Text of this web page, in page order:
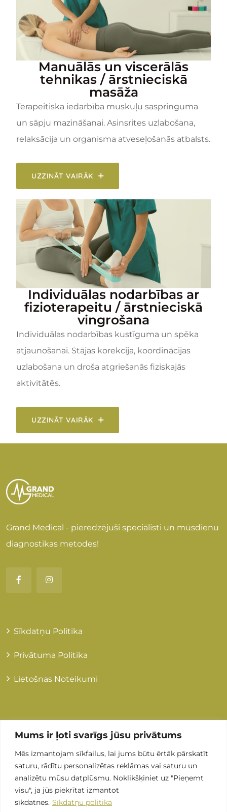
Mums ir ļoti svarīgs jūsu privātums
Mēs izmantojam sīkfailus, lai jums būtu ērtāk pārskatīt
saturu, rādītu personalizētas reklāmas vai saturu un
analizētu mūsu datplūsmu. Noklikšķiniet uz "Pieņemt
visu", ja jūs piekrītat izmantot
sīkdatnes. Sīkdatņu politika
Manuālās un viscerālās
tehnikas / ārstnieciskā
masāža
Terapeitiska iedarbība muskuļu saspringuma
un sāpju mazināšanai. Asinsrites uzlabošana,
relaksācija un organisma atveseļošanās atbalsts.
UZZINĀT VAIRĀK
Individuālas nodarbības ar
fizioterapeitu / ārstnieciskā
vingrošana
Individuālas nodarbības kustīguma un spēka
atjaunošanai. Stājas korekcija, koordinācijas
uzlabošana un droša atgriešanās fiziskajās
aktivitātēs.
UZZINĀT VAIRĀK
Grand Medical - pieredzējuši speciālisti un mūsdienu
diagnostikas metodes!
Sīkdatņu Politika
Privātuma Politika
Lietošnas Noteikumi
Kontakti
+371 255 89 505
Info@grandmedical.lv
Stirnu iela 8, LV-1082, Rīga (ARS Valeo)